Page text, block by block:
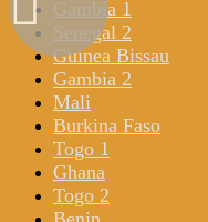
Gambia 1
Senegal 2
Guinea Bissau
Gambia 2
Mali
Burkina Faso
Togo 1
Ghana
Togo 2